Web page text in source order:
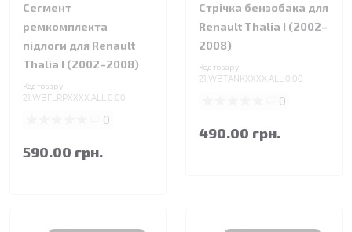
Сегмент
ремкомплекта
підлоги для Renault
Thalia I (2002–2008)
Код товару:
21.WBFLRPXXXX.ALL.0.00
0
590.00 грн.
Стрічка бензобака для
Renault Thalia I (2002–
2008)
Код товару:
21.WBTANKXXXX.ALL.0.00
0
490.00 грн.